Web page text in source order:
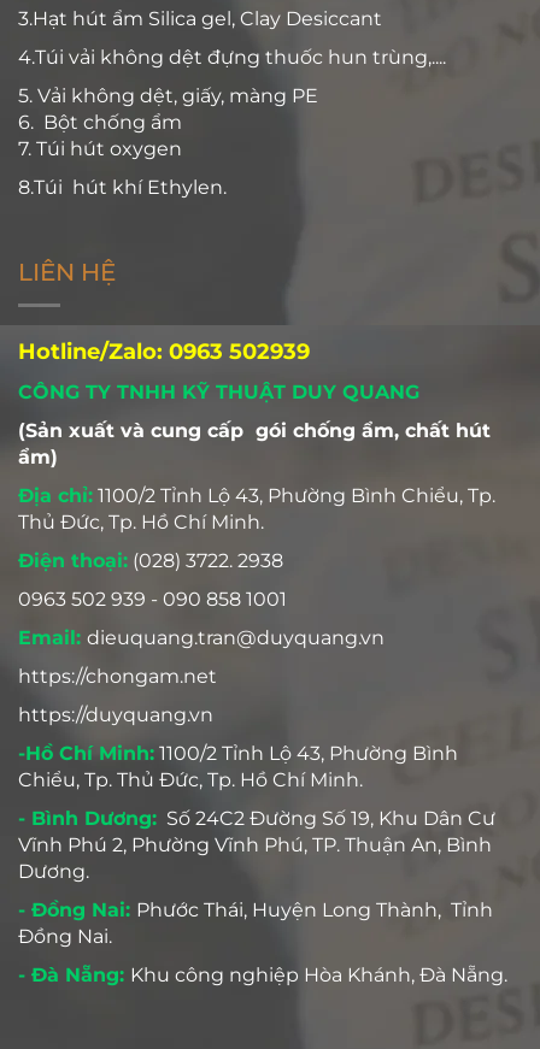
3.Hạt hút ẩm Silica gel, Clay Desiccant
4.Túi vải không dệt đựng thuốc hun trùng,....
5. Vải không dệt, giấy, màng PE
6. Bột chống ẩm
7. Túi hút oxygen
8.Túi hút khí Ethylen.
LIÊN HỆ
Hotline/Zalo: 0963 502939
CÔNG TY TNHH KỸ THUẬT DUY QUANG
(Sản xuất và cung cấp gói chống ẩm, chất hút
ẩm)
Địa chỉ: 1100/2 Tỉnh Lộ 43, Phường Bình Chiểu, Tp.
Thủ Đức, Tp. Hồ Chí Minh.
Điện thoại: (028) 3722. 2938
0963 502 939 - 090 858 1001
Email: dieuquang.tran@duyquang.vn
https://chongam.net
https://duyquang.vn
-Hồ Chí Minh: 1100/2 Tỉnh Lộ 43, Phường Bình
Chiểu, Tp. Thủ Đức, Tp. Hồ Chí Minh.
- Bình Dương: Số 24C2 Đường Số 19, Khu Dân Cư
Vĩnh Phú 2, Phường Vĩnh Phú, TP. Thuận An, Bình
Dương.
- Đồng Nai: Phước Thái, Huyện Long Thành, Tỉnh
Đồng Nai.
- Đà Nẵng: Khu công nghiệp Hòa Khánh, Đà Nẵng.